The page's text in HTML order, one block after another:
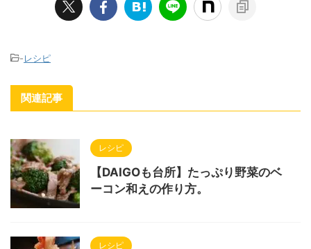
-レシピ
関連記事
レシピ
【DAIGOも台所】たっぷり野菜のベ
ーコン和えの作り方。
レシピ